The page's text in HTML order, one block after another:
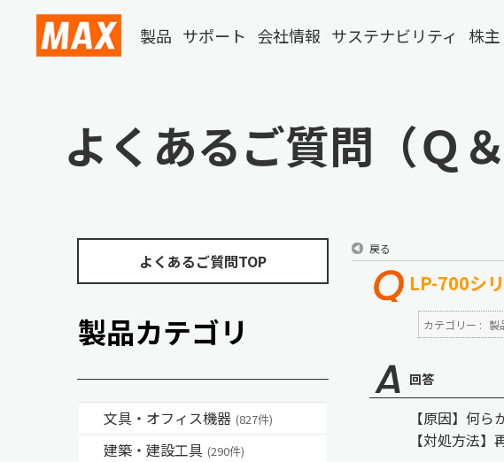
製品 サポート 会社情報 サステナビリティ 株
よくあるご質問（Ｑ＆
よくあるご質問TOP
製品カテゴリ
文具・オフィス機器 (827件)
建築・建設工具 (290件)
戻る
LP-700シ
カテゴリー : 製
回答
【原因】何
【対処方法